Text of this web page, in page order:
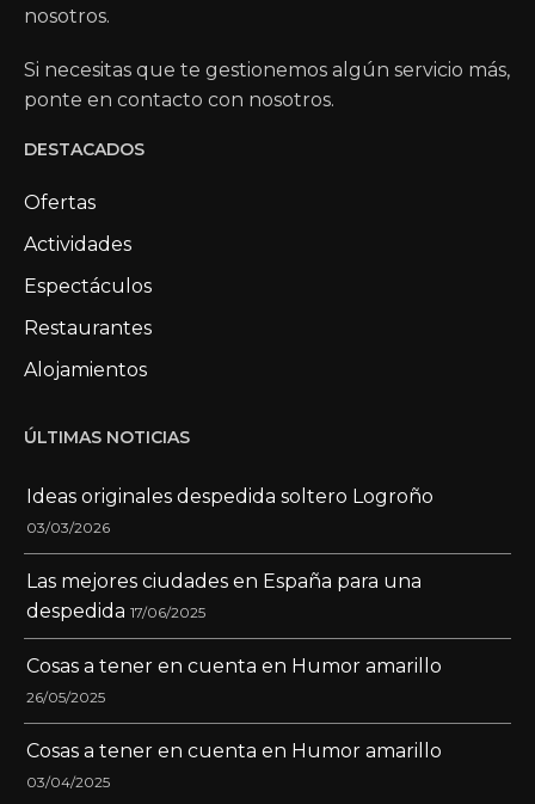
nosotros.
Si necesitas que te gestionemos algún servicio más,
ponte en contacto con nosotros.
DESTACADOS
Ofertas
Actividades
Espectáculos
Restaurantes
Alojamientos
ÚLTIMAS NOTICIAS
Ideas originales despedida soltero Logroño
03/03/2026
Las mejores ciudades en España para una
despedida 17/06/2025
Cosas a tener en cuenta en Humor amarillo
26/05/2025
Cosas a tener en cuenta en Humor amarillo
03/04/2025